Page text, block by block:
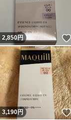
2,850円
3,190円